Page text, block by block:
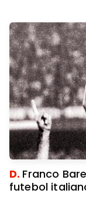
D. Franco
futebol